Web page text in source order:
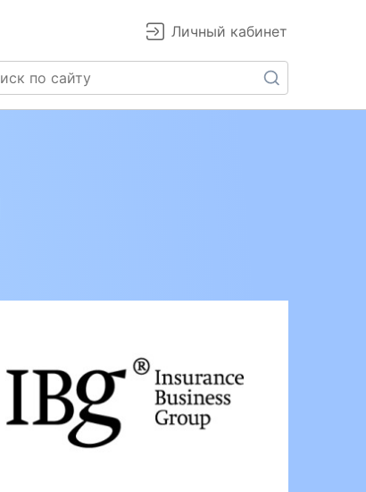
Личный кабинет